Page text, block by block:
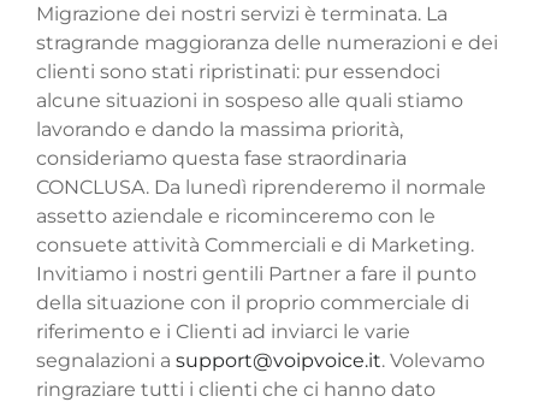
Migrazione dei nostri servizi è terminata. La
stragrande maggioranza delle numerazioni e dei
clienti sono stati ripristinati: pur essendoci
alcune situazioni in sospeso alle quali stiamo
lavorando e dando la massima priorità,
consideriamo questa fase straordinaria
CONCLUSA. Da lunedì riprenderemo il normale
assetto aziendale e ricominceremo con le
consuete attività Commerciali e di Marketing.
Invitiamo i nostri gentili Partner a fare il punto
della situazione con il proprio commerciale di
riferimento e i Clienti ad inviarci le varie
segnalazioni a support@voipvoice.it. Volevamo
ringraziare tutti i clienti che ci hanno dato